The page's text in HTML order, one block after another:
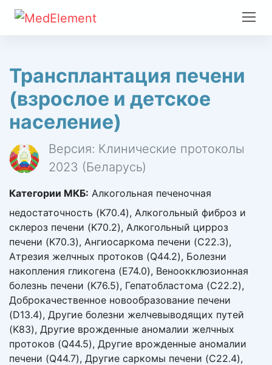
Трансплантация печени
(взрослое и детское
население)
Версия: Клинические протоколы
2023 (Беларусь)
Категории МКБ: Алкогольная печеночная
недостаточность (K70.4), Алкогольный фиброз и
склероз печени (K70.2), Алкогольный цирроз
печени (K70.3), Ангиосаркома печени (C22.3),
Атрезия желчных протоков (Q44.2), Болезни
накопления гликогена (E74.0), Веноокклюзионная
болезнь печени (K76.5), Гепатобластома (C22.2),
Доброкачественное новообразование печени
(D13.4), Другие болезни желчевыводящих путей
(K83), Другие врожденные аномалии желчных
протоков (Q44.5), Другие врожденные аномалии
печени (Q44.7), Другие саркомы печени (C22.4),